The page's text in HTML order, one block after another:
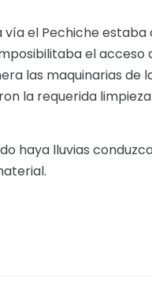
vía el Pechiche
el acceso
las maquinarias
la requerida
haya lluvias